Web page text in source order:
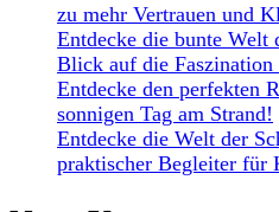
zu mehr Vertrauen und
Entdecke die bunte
Blick auf die
Entdecke den perfekten
sonnigen Tag am Strand!
Entdecke die Welt der
praktischer Begleiter für